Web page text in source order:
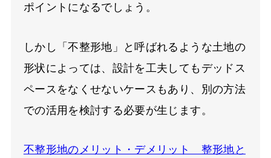
ポイントになるでしょう。
しかし「不整形地」と呼ばれるような土地の
形状によっては、設計を工夫してもデッドス
ペースをなくせないケースもあり、別の方法
での活用を検討する必要が生じます。
不整形地のメリット・デメリット 整形地と